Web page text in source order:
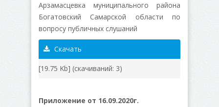
Арзамасцевка муниципального района
Богатовский Самарской области по
вопросу публичных слушаний
Скачать
[19.75 Kb] (cкачиваний: 3)
Приложение от 16.09.2020г.